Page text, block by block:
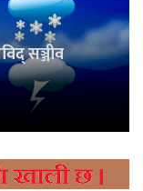
सञ्जीव